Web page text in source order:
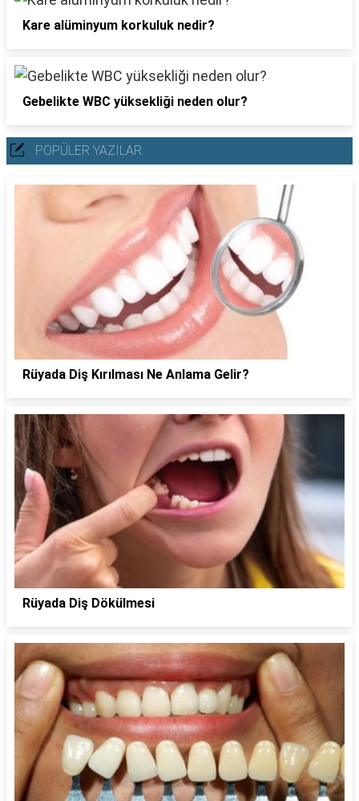
Kare alüminyum korkuluk nedir?
Gebelikte WBC yüksekliği neden olur?
POPÜLER YAZILAR
Rüyada Diş Kırılması Ne Anlama Gelir?
Rüyada Diş Dökülmesi